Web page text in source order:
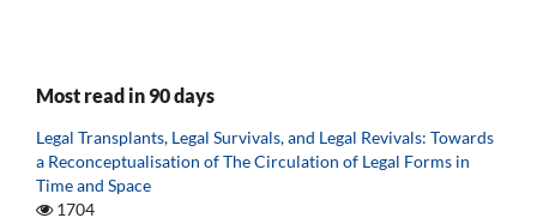
Most read in 90 days
Legal Transplants, Legal Survivals, and Legal Revivals: Towards
a Reconceptualisation of The Circulation of Legal Forms in
Time and Space
1704